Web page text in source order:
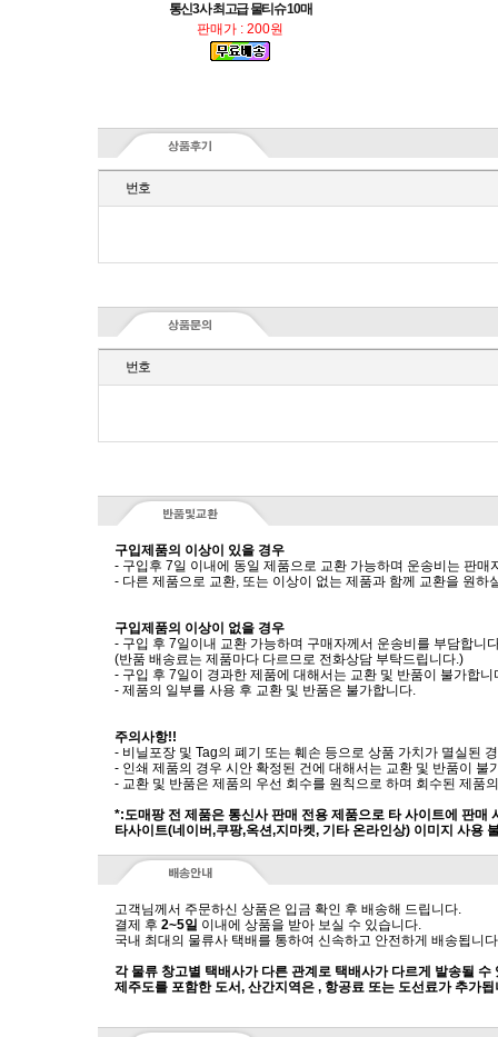
통신3사 최고급 물티슈 10매
판매가 : 200원
번호
번호
구입제품의 이상이 있을 경우
- 구입후 7일 이내에 동일 제품으로 교환 가능하며 운송비는 판매
- 다른 제품으로 교환, 또는 이상이 없는 제품과 함께 교환을 원하
구입제품의 이상이 없을 경우
- 구입 후 7일이내 교환 가능하며 구매자께서 운송비를 부담합니
(반품 배송료는 제품마다 다르므로 전화상담 부탁드립니다.)
- 구입 후 7일이 경과한 제품에 대해서는 교환 및 반품이 불가합니
- 제품의 일부를 사용 후 교환 및 반품은 불가합니다.
주의사항!!
- 비닐포장 및 Tag의 폐기 또는 훼손 등으로 상품 가치가 멸실된
- 인쇄 제품의 경우 시안 확정된 건에 대해서는 교환 및 반품이 불
- 교환 및 반품은 제품의 우선 회수를 원칙으로 하며 회수된 제품
*:도매팡 전 제품은 통신사 판매 전용 제품으로 타 사이트에 판매
타사이트(네이버,쿠팡,옥션,지마켓, 기타 온라인상) 이미지 사용
고객님께서 주문하신 상품은 입금 확인 후 배송해 드립니다.
결제 후 2~5일 이내에 상품을 받아 보실 수 있습니다.
국내 최대의 물류사 택배를 통하여 신속하고 안전하게 배송됩니
각 물류 창고별 택배사가 다른 관계로 택배사가 다르게 발송될 수
제주도를 포함한 도서, 산간지역은 , 항공료 또는 도선료가 추가됩